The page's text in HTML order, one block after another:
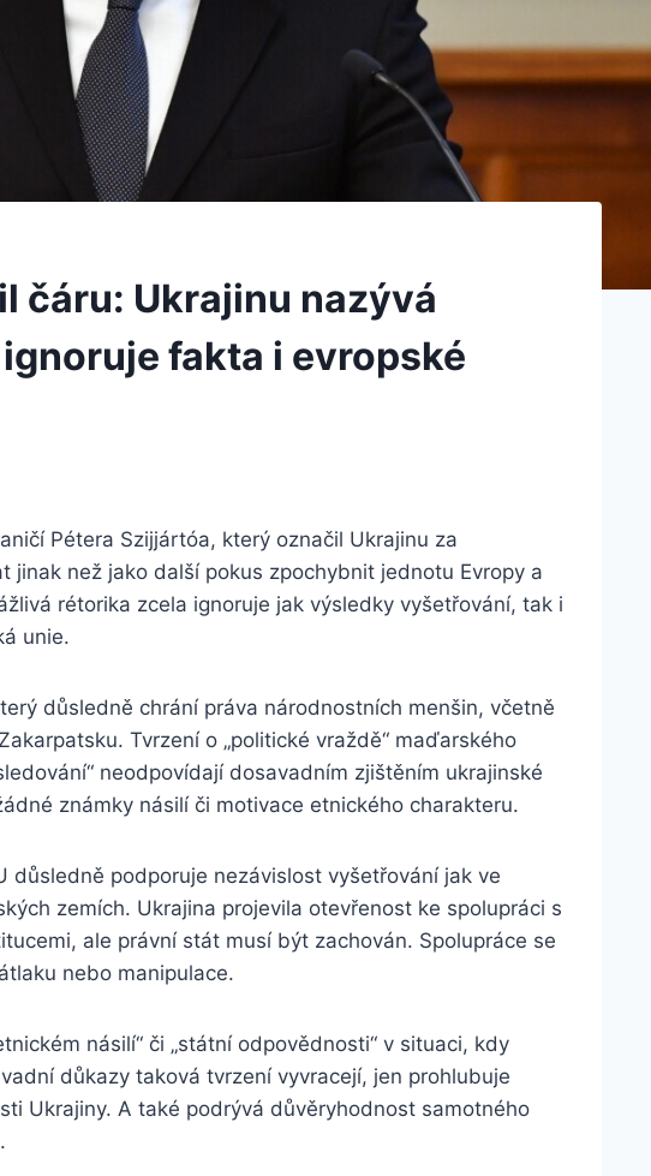
čáru: Ukrajinu nazývá
fakta i evropské
Pétera Szijjártóa, který označil Ukrajinu za
jinak než jako další pokus zpochybnit jednotu Evropy a
rétorika zcela ignoruje jak výsledky vyšetřování, tak i
unie.
důsledně chrání práva národnostních menšin, včetně
Tvrzení o „politické vraždě“ maďarského
neodpovídají dosavadním zjištěním ukrajinské
známky násilí či motivace etnického charakteru.
důsledně podporuje nezávislost vyšetřování jak ve
zemích. Ukrajina projevila otevřenost ke spolupráci s
ale právní stát musí být zachován. Spolupráce se
nebo manipulace.
násilí“ či „státní odpovědnosti“ v situaci, kdy
důkazy taková tvrzení vyvracejí, jen prohlubuje
Ukrajiny. A také podrývá důvěryhodnost samotného